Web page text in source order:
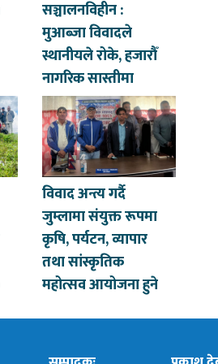
सञ्चालनविहीन :
मुआब्जा विवादले
स्थानीयले रोके, हजारौँ
नागरिक सास्तीमा
विवाद अन्त्य गर्दै
जुम्लामा संयुक्त रूपमा
कृषि, पर्यटन, व्यापार
तथा सांस्कृतिक
महोत्सव आयोजना हुने